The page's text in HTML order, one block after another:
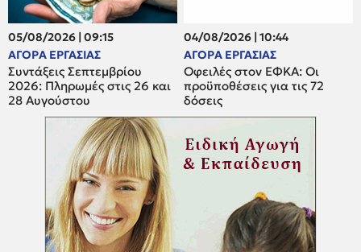
05/08/2026 | 09:15
ΑΓΟΡΑ ΕΡΓΑΣΙΑΣ
Συντάξεις Σεπτεμβρίου
2026: Πληρωμές στις 26 και
28 Αυγούστου
04/08/2026 | 10:44
ΑΓΟΡΑ ΕΡΓΑΣΙΑΣ
Οφειλές στον ΕΦΚΑ: Οι
προϋποθέσεις για τις 72
δόσεις